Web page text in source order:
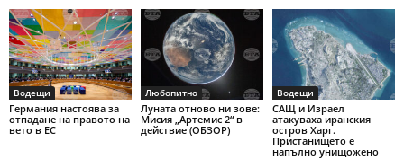
Водещи
Германия настоява за
отпадане на правото на
вето в ЕС
Любопитно
Луната отново ни зове:
Мисия „Артемис 2“ в
действие (ОБЗОР)
Водещи
САЩ и Израел
атакуваха иранския
остров Харг.
Пристанището е
напълно унищожено